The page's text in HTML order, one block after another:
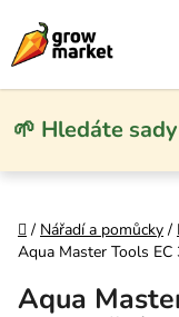
🌱 Hledáte
Domů
/ Nářadí a pomůcky /
Aqua Master Tools
Aqua